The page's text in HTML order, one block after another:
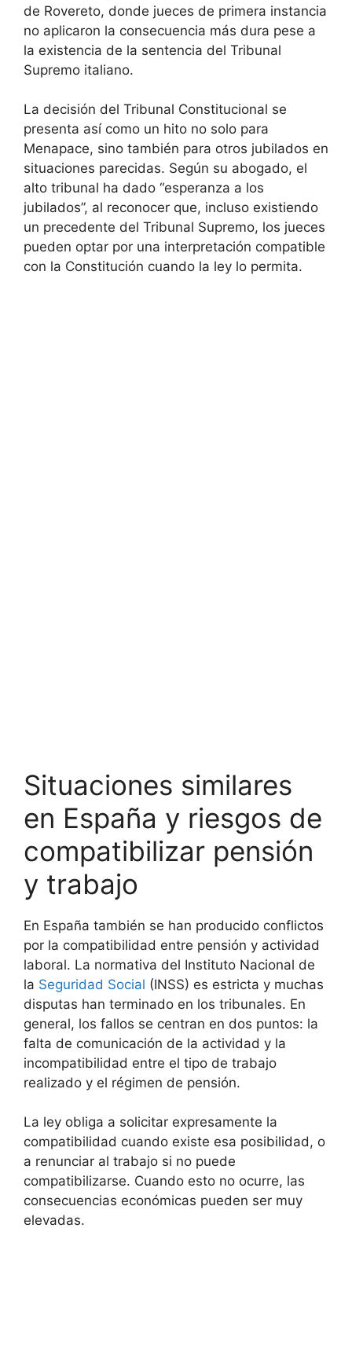
de Rovereto, donde jueces de primera instancia
no aplicaron la consecuencia más dura pese a
la existencia de la sentencia del Tribunal
Supremo italiano.
La decisión del Tribunal Constitucional se
presenta así como un hito no solo para
Menapace, sino también para otros jubilados en
situaciones parecidas. Según su abogado, el
alto tribunal ha dado “esperanza a los
jubilados”, al reconocer que, incluso existiendo
un precedente del Tribunal Supremo, los jueces
pueden optar por una interpretación compatible
con la Constitución cuando la ley lo permita.
Situaciones similares
en España y riesgos de
compatibilizar pensión
y trabajo
En España también se han producido conflictos
por la compatibilidad entre pensión y actividad
laboral. La normativa del Instituto Nacional de
la Seguridad Social (INSS) es estricta y muchas
disputas han terminado en los tribunales. En
general, los fallos se centran en dos puntos: la
falta de comunicación de la actividad y la
incompatibilidad entre el tipo de trabajo
realizado y el régimen de pensión.
La ley obliga a solicitar expresamente la
compatibilidad cuando existe esa posibilidad, o
a renunciar al trabajo si no puede
compatibilizarse. Cuando esto no ocurre, las
consecuencias económicas pueden ser muy
elevadas.